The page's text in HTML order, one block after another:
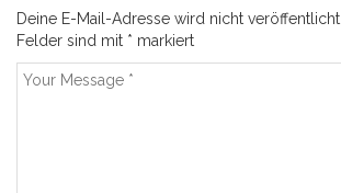
Deine E-Mail-Adresse wird nicht veröffentlicht.
Felder sind mit * markiert